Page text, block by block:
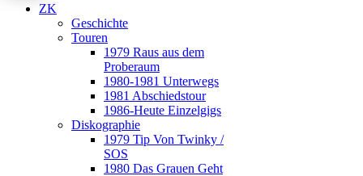
ZK
Geschichte
Touren
1979 Raus aus dem
Proberaum
1980-1981 Unterwegs
1981 Abschiedstour
1986-Heute Einzelgigs
Diskographie
1979 Tip Von Twinky /
SOS
1980 Das Grauen Geht